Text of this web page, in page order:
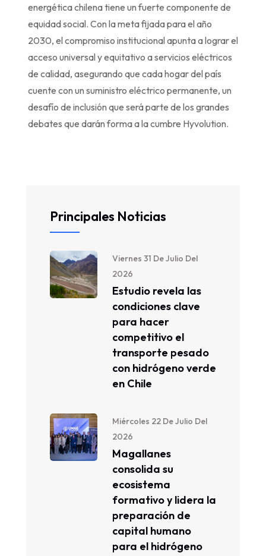
energética chilena tiene un fuerte componente de
equidad social. Con la meta fijada para el año
2030, el compromiso institucional apunta a lograr el
acceso universal y equitativo a servicios eléctricos
de calidad, asegurando que cada hogar del país
cuente con un suministro eléctrico permanente, un
desafío de inclusión que será parte de los grandes
debates que darán forma a la cumbre Hyvolution.
Principales Noticias
Viernes 31 De Julio Del
2026
Estudio revela las
condiciones clave
para hacer
competitivo el
transporte pesado
con hidrógeno verde
en Chile
Miércoles 22 De Julio Del
2026
Magallanes
consolida su
ecosistema
formativo y lidera la
preparación de
capital humano
para el hidrógeno